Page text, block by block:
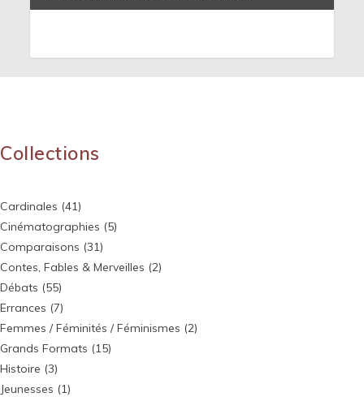
Collections
Cardinales (41)
Cinématographies (5)
Comparaisons (31)
Contes, Fables & Merveilles (2)
Débats (55)
Errances (7)
Femmes / Féminités / Féminismes (2)
Grands Formats (15)
Histoire (3)
Jeunesses (1)